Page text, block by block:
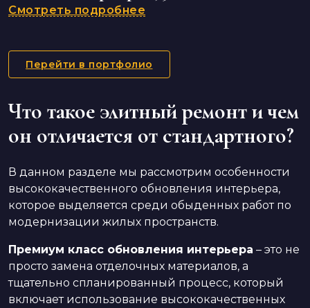
Смотреть подробнее
Перейти в портфолио
Что такое элитный ремонт и чем
он отличается от стандартного?
В данном разделе мы рассмотрим особенности
высококачественного обновления интерьера,
которое выделяется среди обыденных работ по
модернизации жилых пространств.
Премиум класс обновления интерьера – это не
просто замена отделочных материалов, а
тщательно спланированный процесс, который
включает использование высококачественных